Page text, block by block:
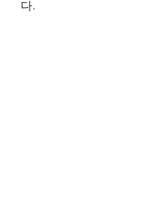
다.